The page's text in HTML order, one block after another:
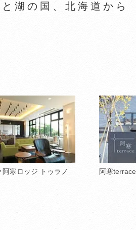
湖の国、北海道から
寒ロッジ トゥラノ 阿寒terrace